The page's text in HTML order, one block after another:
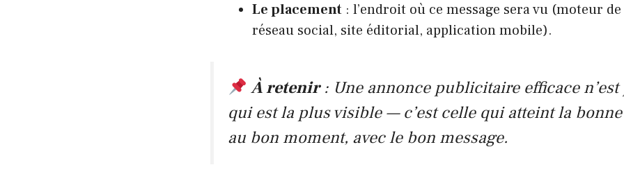
Le placement : l’endroit où ce message sera vu (moteur
réseau social, site éditorial, application mobile).
À retenir: Une annonce publicitaire efficace n’est
qui est la plus visible — c’est celle qui atteint la
au bon moment, avec le bon message.